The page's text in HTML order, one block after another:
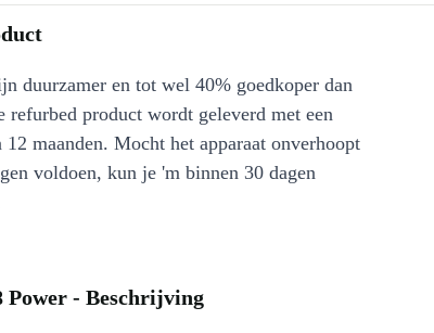
duurzamer en tot wel 40% goedkoper dan
refurbed product wordt geleverd met een
maanden. Mocht het apparaat onverhoopt
voldoen, kun je 'm binnen 30 dagen
- Beschrijving